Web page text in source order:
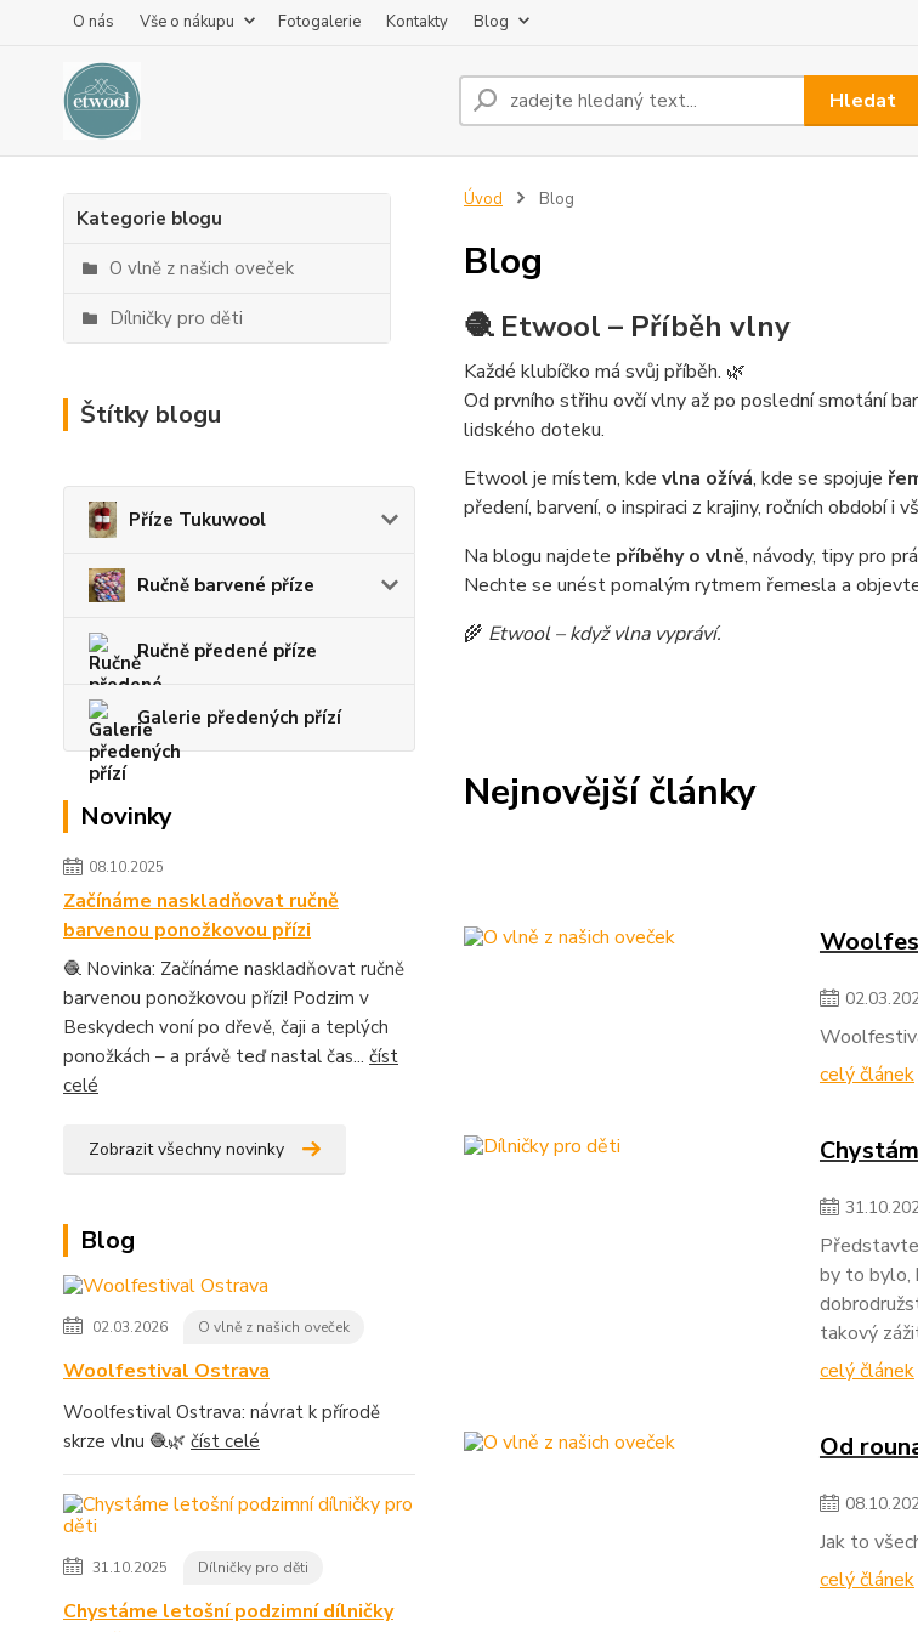
O nás Vše o nákupu Fotogalerie Kontakty Blog
Hledat
Kategorie blogu
O vlně z našich oveček
Dílničky pro děti
Štítky blogu
Příze Tukuwool
Ručně barvené příze
Ručně předené příze
Galerie předených přízí
Novinky
08.10.2025
Začínáme naskladňovat ručně
barvenou ponožkovou přízi
🧶 Novinka: Začínáme naskladňovat ručně
barvenou ponožkovou přízi! Podzim v
Beskydech voní po dřevě, čaji a teplých
ponožkách – a právě teď nastal čas... číst
celé
Zobrazit všechny novinky
Blog
02.03.2026 O vlně z našich oveček
Woolfestival Ostrava
Woolfestival Ostrava: návrat k přírodě
skrze vlnu 🧶🌿 číst celé
31.10.2025 Dílničky pro děti
Chystáme letošní podzimní dílničky
Úvod Blog
Blog
🧶 Etwool – Příběh vlny
Každé klubíčko má svůj příběh. 🌿
Od prvního střihu ovčí vlny až po poslední smotání
lidského doteku.
Etwool je místem, kde vlna ožívá, kde se spojuje
předení, barvení, o inspiraci z krajiny, ročních období i
Na blogu najdete příběhy o vlně, návody, tipy pro
Nechte se unést pomalým rytmem řemesla a
🌾 Etwool – když vlna vypráví.
Nejnovější články
02.03.
celý článek
31.10.
by to bylo,
takový
celý článek
Od
08.10.
Jak to
celý článek